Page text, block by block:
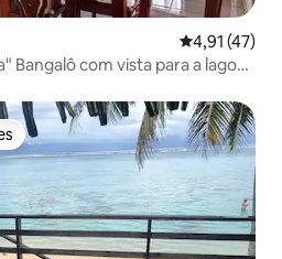
4,91 de uma
4,91 (47)
Bangalô com vista para a lagoa
dos hóspedes